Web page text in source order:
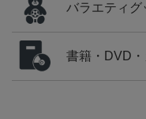
バラエティグ
書籍・DVD